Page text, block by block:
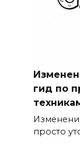
гид по
просто